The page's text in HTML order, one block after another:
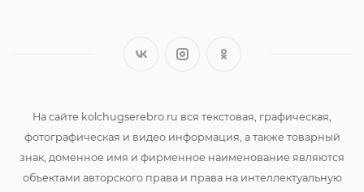
На сайте kolchugserebro.ru вся текстовая, графическая,
фотографическая и видео информация, а также товарный
знак, доменное имя и фирменное наименование являются
объектами авторского права и права на интеллектуальную